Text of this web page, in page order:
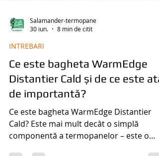
Salamander-termopane
30 iun.
8 min de citit
INTREBARI
Ce este bagheta WarmEdge
Distantier Cald și de ce este
de importantă?